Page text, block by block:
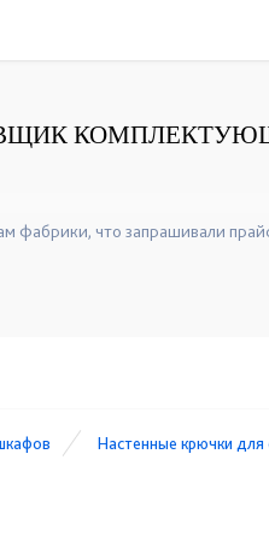
фабрики, что запрашивали
Настенные крючки